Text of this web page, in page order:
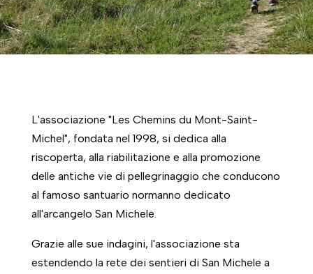
L'associazione "Les Chemins du Mont-Saint-
Michel", fondata nel 1998, si dedica alla
riscoperta, alla riabilitazione e alla promozione
delle antiche vie di pellegrinaggio che conducono
al famoso santuario normanno dedicato
all'arcangelo San Michele.
Grazie alle sue indagini, l'associazione sta
estendendo la rete dei sentieri di San Michele a